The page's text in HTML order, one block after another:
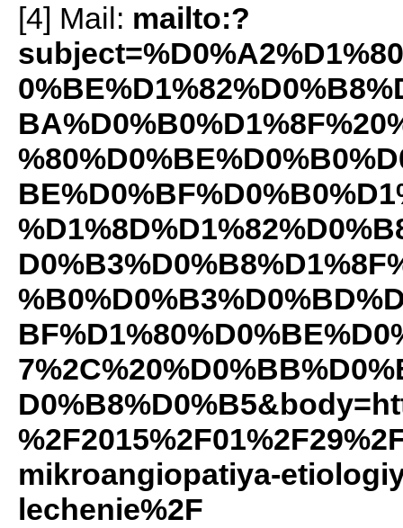
[4] Mail: mailto:?
mikroangiopatiya-
lechenie%2F